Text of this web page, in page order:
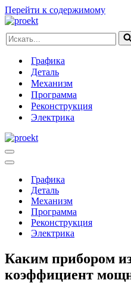
Перейти к содержимому
Искать...
Графика
Деталь
Механизм
Программа
Реконструкция
Электрика
Меню
навигации
Меню
навигацииГрафика
Деталь
Механизм
Программа
Реконструкция
Электрика
Каким прибором
коэффициент